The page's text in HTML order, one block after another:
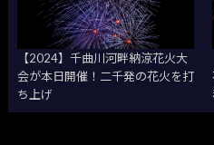
【2024】千曲川河畔納涼花火大
会が本日開催！二千発の花火を打
ち上げ